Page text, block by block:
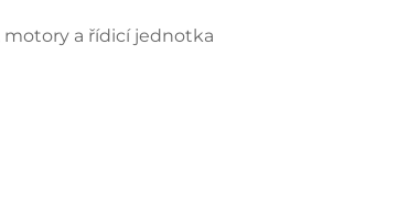
motory a řídicí jednotka